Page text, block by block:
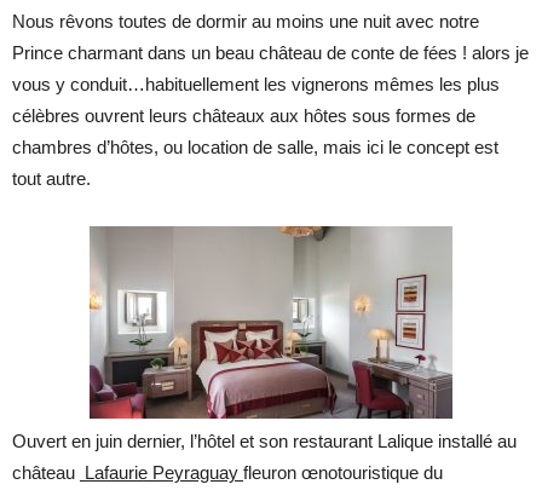
Nous rêvons toutes de dormir au moins une nuit avec notre
Prince charmant dans un beau château de conte de fées ! alors je
vous y conduit…habituellement les vignerons mêmes les plus
célèbres ouvrent leurs châteaux aux hôtes sous formes de
chambres d’hôtes, ou location de salle, mais ici le concept est
tout autre.
Ouvert en juin dernier, l’hôtel et son restaurant Lalique installé au
château Lafaurie Peyraguay fleuron œnotouristique du